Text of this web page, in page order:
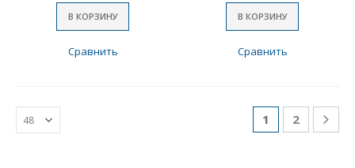
В КОРЗИНУ
Сравнить
В КОРЗИНУ
Сравнить
1 2